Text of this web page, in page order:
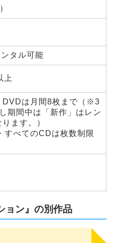
タル可能
上
DVDは月間8枚まで（※3
期間中は「新作」はレン
ます。）
すべてのCDは枚数制限
ョン』の別作品